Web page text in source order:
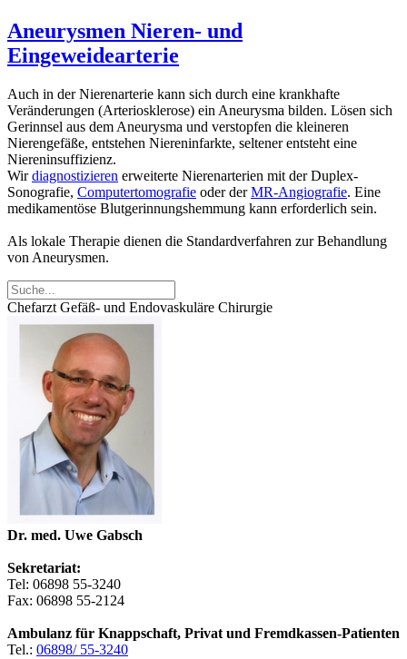
Aneurysmen Nieren- und
Eingeweidearterie
Auch in der Nierenarterie kann sich durch eine krankhafte
Veränderungen (Arteriosklerose) ein Aneurysma bilden. Lösen sich
Gerinnsel aus dem Aneurysma und verstopfen die kleineren
Nierengefäße, entstehen Niereninfarkte, seltener entsteht eine
Niereninsuffizienz.
Wirdiagnostizieren erweiterte Nierenarterien mit der Duplex-
Sonografie, Computertomografie oder derMR-Angiografie. Eine
medikamentöse Blutgerinnungshemmung kann erforderlich sein.
Als lokale Therapie dienen die Standardverfahren zur Behandlung
von Aneurysmen.
Chefarzt Gefäß- und Endovaskuläre Chirurgie
Dr. med. Uwe Gabsch
Sekretariat:
Tel: 06898 55-3240
Fax: 06898 55-2124
Ambulanz für Knappschaft, Privat und Fremdkassen-Patienten
Tel.: 06898/ 55-3240